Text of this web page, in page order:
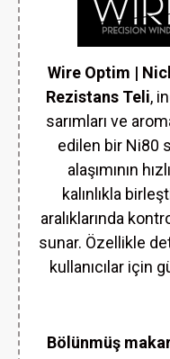
Wire Optim |
Rezistans Teli,
sarımları ve
edilen bir Ni80
alaşımının
kalınlıkla
aralıklarında
sunar. Özellikle
kullanıcılar için
Bölünmüş